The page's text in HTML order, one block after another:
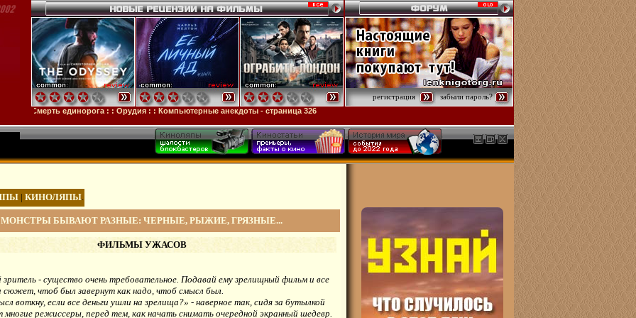
единорога: :Орудия : :Компьютерные анекдоты - страница 326
регистрация забыли пароль?
| КИНОЛЯПЫ.
МОНСТРЫ БЫВАЮТ РАЗНЫЕ: ЧЕРНЫЕ, РЫЖИЕ, ГРЯЗНЫЕ...
ФИЛЬМЫ УЖАСОВ
- существо очень требовательное. Подавай ему зрелищный фильм и все
сюжет, чтоб был завернут как надо, чтоб смысл был.
воткну, если все деньги ушли на зрелища?» - наверное так, сидя за бутылкой
режиссеры, перед тем, как начать снимать очередной экранный шедевр.